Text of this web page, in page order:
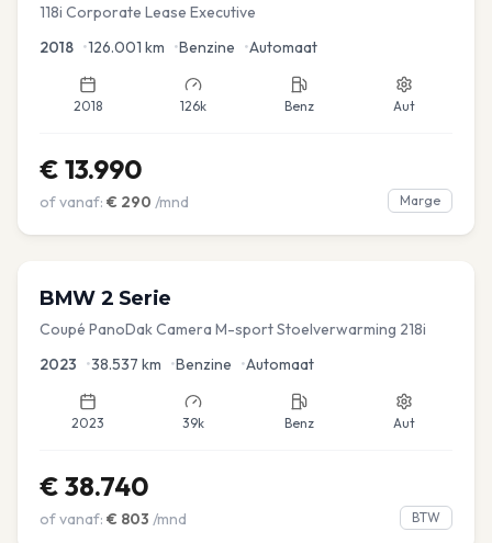
118i Corporate Lease Executive
2018 •126.001 km •Benzine •Automaat
2018 126k Benz Aut
€ 13.990
of vanaf: € 290 /mnd Marge
BMW 2 Serie
Coupé PanoDak Camera M-sport Stoelverwarming 218i
2023 •38.537 km •Benzine •Automaat
2023 39k Benz Aut
€ 38.740
of vanaf: € 803 /mnd BTW